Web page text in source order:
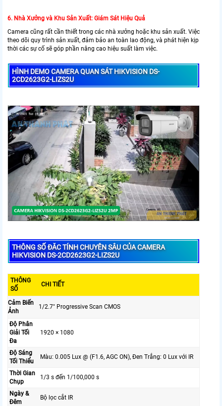
6. Nhà Xưởng và Khu Sản Xuất: Giám Sát Hiệu Quả
Camera cũng rất cần thiết trong các nhà xưởng hoặc khu sản xuất. Việc
theo dõi quy trình sản xuất, đảm bảo an toàn lao động, và phát hiện kịp
thời các sự cố sẽ góp phần nâng cao hiệu suất làm việc.
HÌNH DEMO CAMERA QUAN SÁT HIKVISION DS-
2CD2623G2-LIZS2U
THÔNG SỐ ĐĂC TÍNH CHUYÊN SÂU CỦA CAMERA
HIKVISION DS-2CD2623G2-LIZS2U
THÔNG
SỐ
CHI TIẾT
Cảm Biến
Ảnh
1/2.7" Progressive Scan CMOS
Độ Phân
Giải Tối
Đa
1920 × 1080
Độ Sáng
Tối Thiểu
Màu: 0.005 Lux @ (F1.6, AGC ON), Đen Trắng: 0 Lux với IR
Thời Gian
Chụp
1/3 s đến 1/100,000 s
Ngày &
Đêm
Bộ lọc cắt IR